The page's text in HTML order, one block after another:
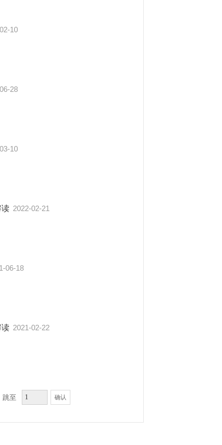
10
28
10
读 2022-02-21
06-18
读 2021-02-22
跳至 确认